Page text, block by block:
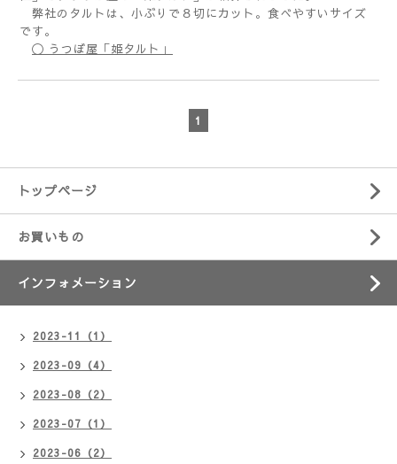
弊社のタルトは、小ぶりで８切にカット。食べやすいサイズ
です。
〇 うつぼ屋「姫タルト」
1
トップページ
お買いもの
インフォメーション
2023-11（1）
2023-09（4）
2023-08（2）
2023-07（1）
2023-06（2）